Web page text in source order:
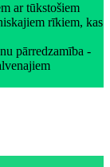
ar tūkstošiem
rīkiem, kas
pārredzamība -